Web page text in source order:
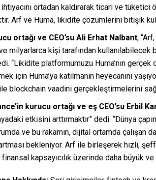
ortadan kaldırarak ticari ve
Arf ve Huma, likidite çözümlerini bitişik
ortağı ve CEO’su Ali Erhat Nalbant,
milyarlarca kişi tarafından
“Likidite platformumuzu Huma’nın
için Huma’ya katılmanın heyecanını
blockchain vaadini gerçekleştirmelerini
kurucu ortağı ve eş CEO’su Erbil
etkisini arttırmaktır” dedi. “Dünya
ve bu rakamın, dijital ortamda
bekleniyor. Arf ile birleşerek hızlı,
kapsayıcılık üzerinde daha büyük